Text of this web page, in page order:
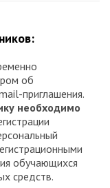
об
приглашения.
необходимо
обучающихся
средств.